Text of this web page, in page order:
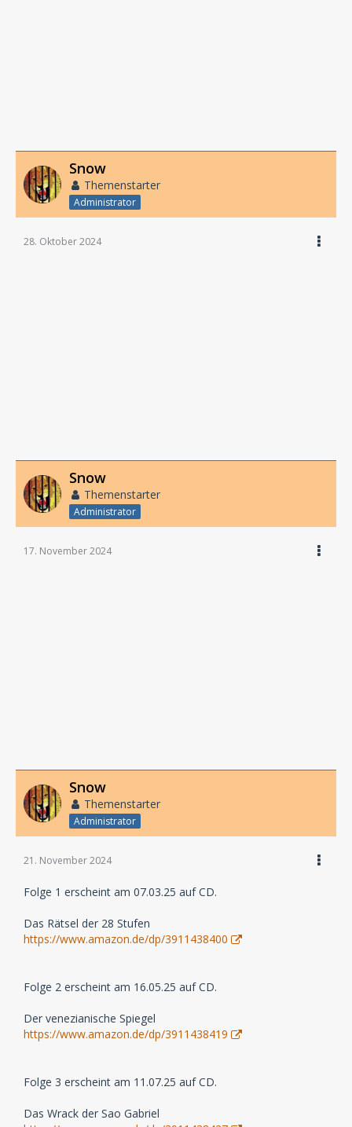
Snow
Themenstarter
Administrator
28. Oktober 2024
Snow
Themenstarter
Administrator
17. November 2024
Snow
Themenstarter
Administrator
21. November 2024
Folge 1 erscheint am 07.03.25 auf CD.
Das Rätsel der 28 Stufen
https://www.amazon.de/dp/3911438400
Folge 2 erscheint am 16.05.25 auf CD.
Der venezianische Spiegel
https://www.amazon.de/dp/3911438419
Folge 3 erscheint am 11.07.25 auf CD.
Das Wrack der Sao Gabriel